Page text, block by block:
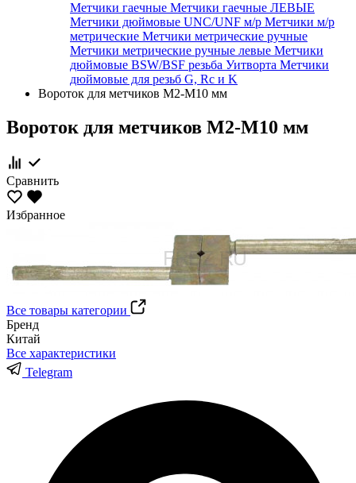
Метчики гаечные Метчики гаечные ЛЕВЫЕ
Метчики дюймовые UNC/UNF м/р Метчики м/р
метрические Метчики метрические ручные
Метчики метрические ручные левые Метчики
дюймовые BSW/BSF резьба Уитворта Метчики
дюймовые для резьб G, Rc и K
Вороток для метчиков М2-М10 мм
Вороток для метчиков М2-М10 мм
Сравнить
Избранное
Все товары категории
Бренд
Китай
Все характеристики
Telegram